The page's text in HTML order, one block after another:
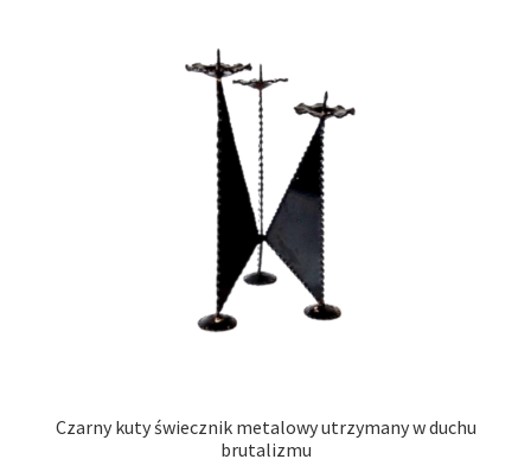
Czarny kuty świecznik metalowy utrzymany w duchu
brutalizmu